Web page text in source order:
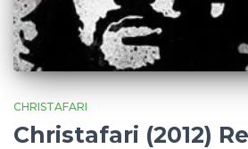
CHRISTAFARI
Christafari (2012)